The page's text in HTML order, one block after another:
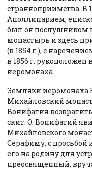
странноприимства. В
Аполлинарием,
был он послушником
монастырь и здесь
(в 1854 г.), с
в 1856 г. рукоположен
иеромонаха.
Земляки иеромонаха
Михайловский
Вонифатия
скит. О. Вонифатий
Михайловского
Серафиму, с просьбой
его на родину для
преосвященный,